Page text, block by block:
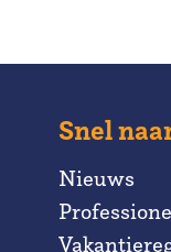
Snel
Nieuws